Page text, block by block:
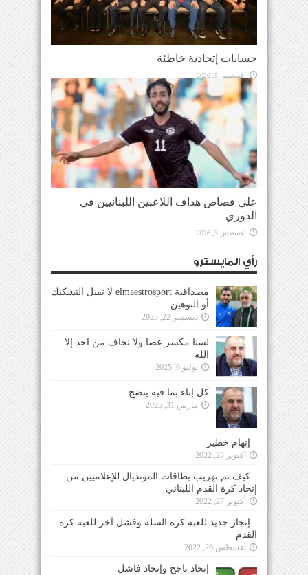
حسابات إتحادية خاطئة
أغسطس 5, 2026
علي قصاص هداف اللاعبين اللبنانيين في
الدوري
أغسطس 5, 2026
رأي المايسترو
مصداقية elmaestrosport لا تقبل التشكيك
أو التوهين
ديسمبر 22, 2025
لسنا مكسر عصا ولا نخاف من احد إلا
الله
يوليو 6, 2025
كل إناء بما فيه ينضح
مارس 31, 2025
إتهام خطير
أكتوبر 28, 2022
كيف تم تهريب بطاقات المونديال للإعلاميين من
إتحاد كرة القدم اللبناني
أكتوبر 27, 2022
إنجاز جديد للعبة كرة السلة وفشل آخر للعبة كرة
القدم
أغسطس 26, 2022
إتحاد ناجح وإتحاد فاشل